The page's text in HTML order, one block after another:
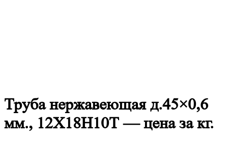
Трубанержавеющая д.45×0,6
мм., 12Х18Н10Т — цена за кг.